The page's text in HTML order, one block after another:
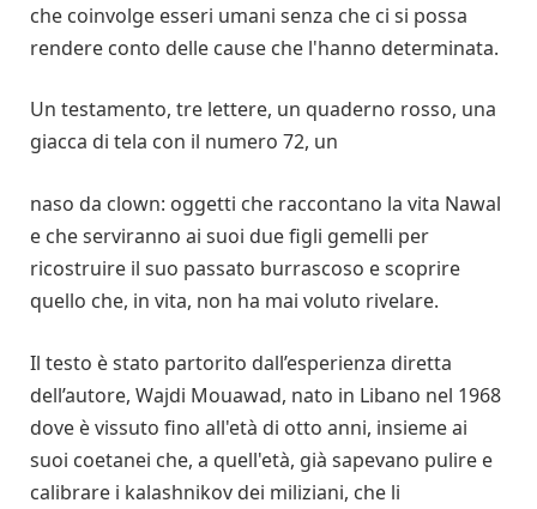
che coinvolge esseri umani senza che ci si possa
rendere conto delle cause che l'hanno determinata.
Un testamento, tre lettere, un quaderno rosso, una
giacca di tela con il numero 72, un
naso da clown: oggetti che raccontano la vita Nawal
e che serviranno ai suoi due figli gemelli per
ricostruire il suo passato burrascoso e scoprire
quello che, in vita, non ha mai voluto rivelare.
Il testo è stato partorito dall’esperienza diretta
dell’autore, Wajdi Mouawad, nato in Libano nel 1968
dove è vissuto fino all'età di otto anni, insieme ai
suoi coetanei che, a quell'età, già sapevano pulire e
calibrare i kalashnikov dei miliziani, che li